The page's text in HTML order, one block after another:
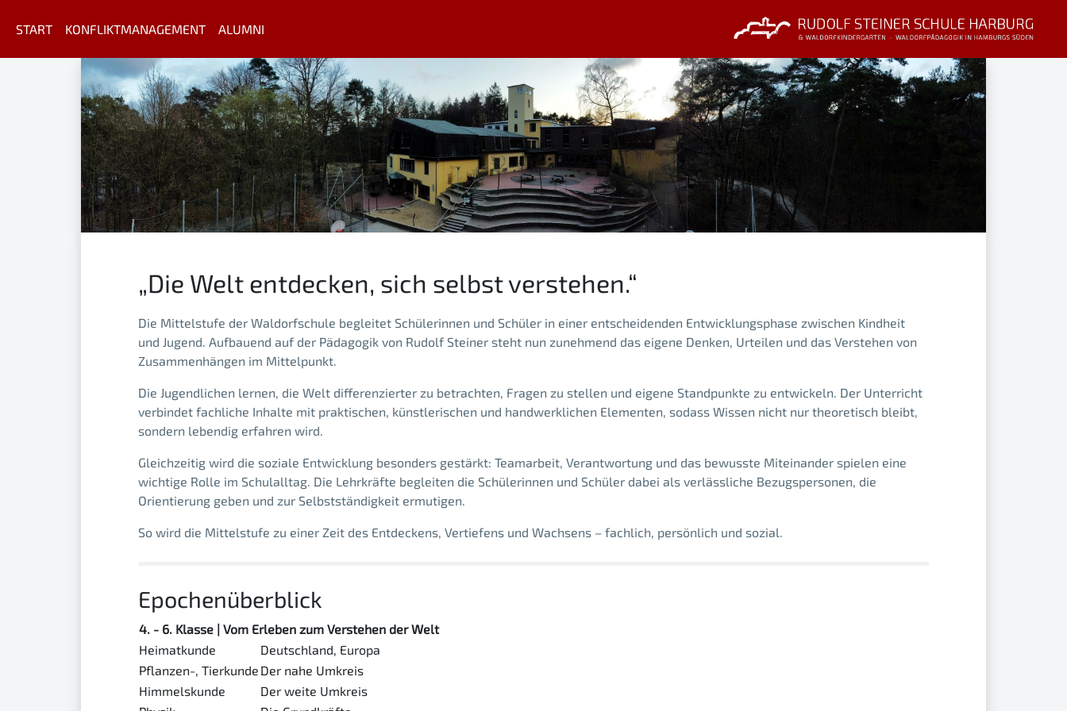
START KONFLIKTMANAGEMENT ALUMNI
„Die Welt entdecken, sich selbst verstehen.“
Die Mittelstufe der Waldorfschule begleitet Schülerinnen und Schüler in einer entscheidenden Entwicklungsphase zwischen Kindheit
und Jugend. Aufbauend auf der Pädagogik von Rudolf Steiner steht nun zunehmend das eigene Denken, Urteilen und das Verstehen von
Zusammenhängen im Mittelpunkt.
Die Jugendlichen lernen, die Welt differenzierter zu betrachten, Fragen zu stellen und eigene Standpunkte zu entwickeln. Der Unterricht
verbindet fachliche Inhalte mit praktischen, künstlerischen und handwerklichen Elementen, sodass Wissen nicht nur theoretisch bleibt,
sondern lebendig erfahren wird.
Gleichzeitig wird die soziale Entwicklung besonders gestärkt: Teamarbeit, Verantwortung und das bewusste Miteinander spielen eine
wichtige Rolle im Schulalltag. Die Lehrkräfte begleiten die Schülerinnen und Schüler dabei als verlässliche Bezugspersonen, die
Orientierung geben und zur Selbstständigkeit ermutigen.
So wird die Mittelstufe zu einer Zeit des Entdeckens, Vertiefens und Wachsens – fachlich, persönlich und sozial.
Epochenüberblick
4. - 6. Klasse | Vom Erleben zum Verstehen der Welt
Heimatkunde
Deutschland, Europa
Pflanzen-, Tierkunde Der nahe Umkreis
Himmelskunde
Der weite Umkreis